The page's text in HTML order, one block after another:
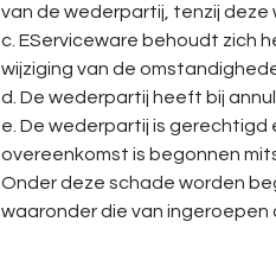
van de wederpartij, tenzij deze
c. EServiceware behoudt zich
wijziging van de
d. De wederpartij heeft bij
e. De wederpartij is
overeenkomst is begonnen
Onder deze schade worden
waaronder die van